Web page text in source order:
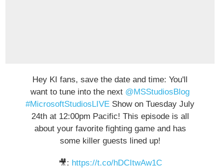
Hey KI fans, save the date and time: You'll
want to tune into the next @MSStudiosBlog
#MicrosoftStudiosLIVE Show on Tuesday July
24th at 12:00pm Pacific! This episode is all
about your favorite fighting game and has
some killer guests lined up!
🎥: https://t.co/hDCItwAw1C